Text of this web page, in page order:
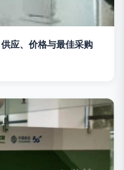
应、价格与最佳采购